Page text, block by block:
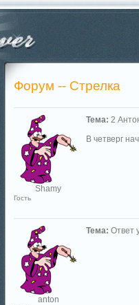
Форум -- Стрелка
Shamy
Гость
Тема: 2
В четверг
anton
Тема: Ответ